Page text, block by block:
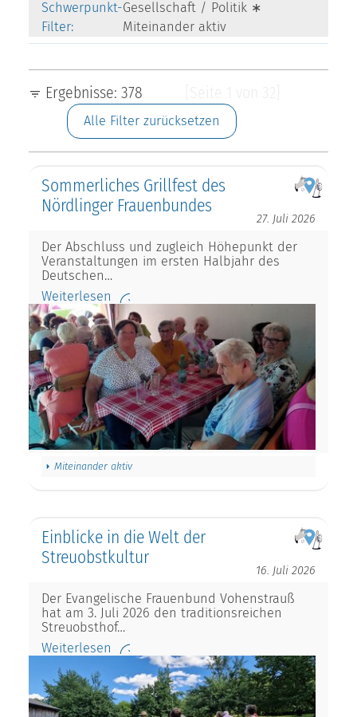
Schwerpunkt-
Filter:
Gesellschaft / Politik ∗
Miteinander aktiv
Ergebnisse: 378
Alle Filter zurücksetzen
Sommerliches Grillfest des
Nördlinger Frauenbundes
27. Juli 2026
Der Abschluss und zugleich Höhepunkt der
Veranstaltungen im ersten Halbjahr des
Deutschen…
Weiterlesen
Miteinander aktiv
Einblicke in die Welt der
Streuobstkultur
16. Juli 2026
Der Evangelische Frauenbund Vohenstrauß
hat am 3. Juli 2026 den traditionsreichen
Streuobsthof…
Weiterlesen